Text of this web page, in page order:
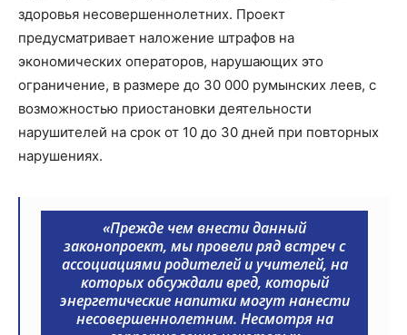
здоровья несовершеннолетних. Проект
предусматривает наложение штрафов на
экономических операторов, нарушающих это
ограничение, в размере до 30 000 румынских леев, с
возможностью приостановки деятельности
нарушителей на срок от 10 до 30 дней при повторных
нарушениях.
«Прежде чем внести данный
законопроект, мы провели ряд встреч с
ассоциациями родителей и учителей, на
которых обсуждали вред, который
энергетические напитки могут нанести
несовершеннолетним. Несмотря на